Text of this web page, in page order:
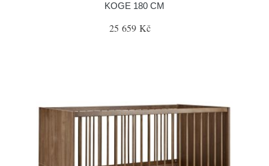
KOGE 180 CM
25 659 Kč